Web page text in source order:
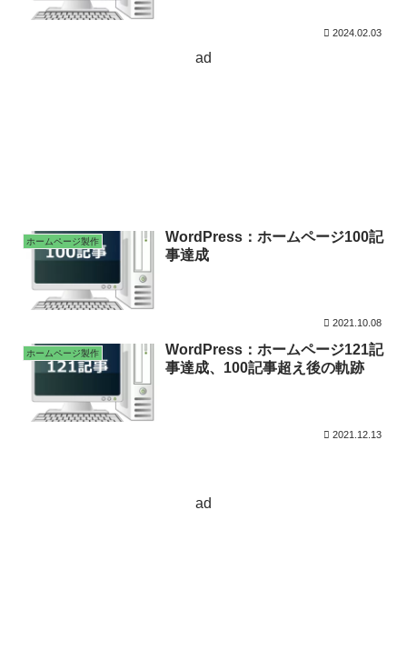
2024.02.03
ad
ホームページ製作
WordPress：ホームページ100記
事達成
2021.10.08
ホームページ製作
WordPress：ホームページ121記
事達成、100記事超え後の軌跡
2021.12.13
ad